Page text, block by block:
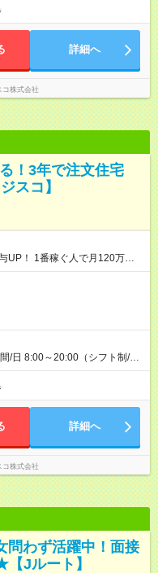
※案件により多少の前後あり
詳細へ
株式会社
！3年で注文住宅
スコ】
UP！ 1番稼ぐ人で月120万ほ
関係 1日150個配達×25日勤務
/日 8:00～20:00（シフト制/実
では週4も有り） ※配達状況に
※案件により多少の前後あり
詳細へ
株式会社
問わず活躍中！面接
Jルート】